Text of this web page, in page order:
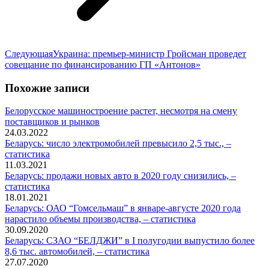
СледующаяСледующая
запись:
Украина: премьер-министр Гройсман проведет
совещание по финансированию ГП «Антонов»
Похожие записи
Белорусское машиностроение растет, несмотря на смену
поставщиков и рынков
24.03.2022
Беларусь: число электромобилей превысило 2,5 тыс., –
статистика
11.03.2021
Беларусь: продажи новых авто в 2020 году снизились, –
статистика
18.01.2021
Беларусь: ОАО “Гомсельмаш” в январе-августе 2020 года
нарастило объемы производства, – статистика
30.09.2020
Беларусь: СЗАО “БЕЛДЖИ” в I полугодии выпустило более
8,6 тыс. автомобилей, – статистика
27.07.2020